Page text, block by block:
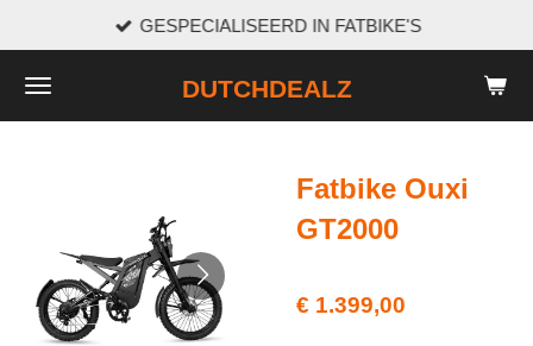
naar
de
DUTCHDEALZ
GESPECIALISEERD IN FATBIKE'S
Fatbike Ouxi
GT2000
€ 1.399,00